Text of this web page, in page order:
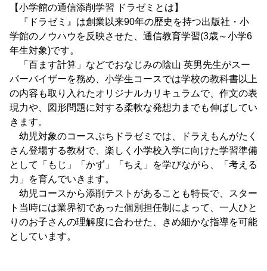
【小学館の通信添削学習 ドラゼミとは】
『ドラゼミ』は創業以来90年の歴史を持つ出版社・小
学館のノウハウを反映させた、通信教育学習(3歳～小学6
年生対象)です。
「百ます計算」などでおなじみの陰山 英男先生がスー
パーバイザーを務め、小学生コースでは学校の教科書以上
の内容も取り入れたオリジナルカリキュラムで、作文の表
現力や、図形問題に対する柔軟な発想力までも伸ばしてい
きます。
幼児対象のコースぷちドラゼミでは、ドラえもんがたく
さん登場する教材で、楽しく小学校入学に向けた学習準備
として「もじ」「かず」「ちえ」を学びながら、「考える
力」を育んでいきます。
幼児コースから添削テストがあることも特長で、スター
ト当時には業界初であった個別担任制によって、一人ひと
りのお子さんの理解度に合わせた、きめ細かな指導を可能
としています。